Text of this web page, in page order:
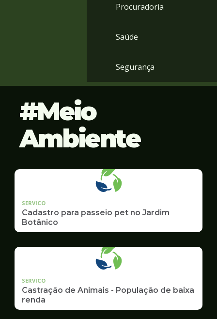
Procuradoria
Saúde
Segurança
Meio
Ambiente
SERVICO
Cadastro para passeio pet no Jardim
Botânico
SERVICO
Castração de Animais - População de baixa
renda